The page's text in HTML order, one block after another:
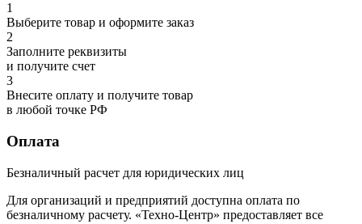
1
Выберите товар и оформите заказ
2
Заполните реквизиты
и получите счет
3
Внесите оплату и получите товар
в любой точке РФ
Оплата
Безналичный расчет для юридических лиц
Для организаций и предприятий доступна оплата по
безналичному расчету. «Техно-Центр» предоставляет все